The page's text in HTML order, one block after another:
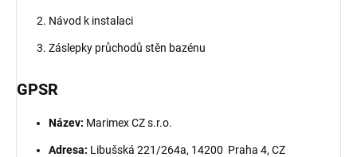
Návod k instalaci
Záslepky průchodů stěn bazénu
GPSR
Název: Marimex CZ s.r.o.
Adresa: Libušská 221/264a, 14200 Praha 4, CZ